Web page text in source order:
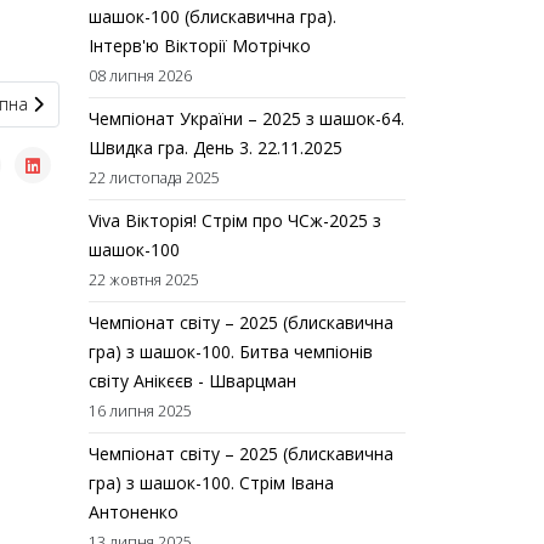
стаття: Фелікс Шепель та Ольга Губарєва – володарі Кубку
шашок-100 (блискавична гра).
Інтерв'ю Вікторії Мотрічко
08 липня 2026
Чемпіонат України – 2025 з шашок-64.
Швидка гра. День 3. 22.11.2025
22 листопада 2025
Viva Вікторія! Стрім про ЧСж-2025 з
шашок-100
22 жовтня 2025
Чемпіонат світу – 2025 (блискавична
гра) з шашок-100. Битва чемпіонів
світу Анікєєв - Шварцман
16 липня 2025
Чемпіонат світу – 2025 (блискавична
гра) з шашок-100. Стрім Івана
Антоненко